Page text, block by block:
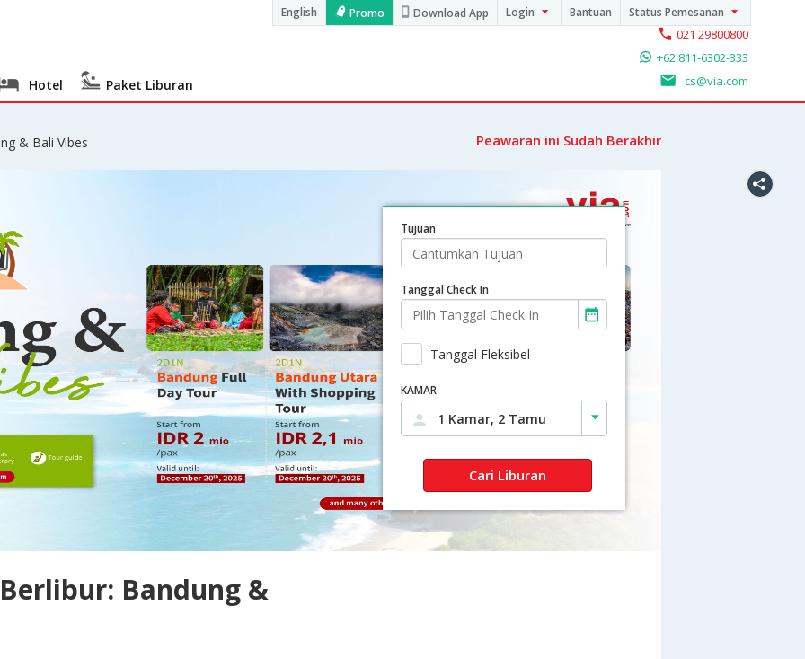
English Promo Download App Login Bantuan Status Pemesanan
Hotel Paket Liburan
021 29800800
+62 811-6302-333
cs@via.com
& Bali Vibes Peawaran ini Sudah Berakhir
Bandung &
Tujuan
Tanggal Check In
Tanggal Fleksibel
KAMAR
1 Kamar, 2 Tamu
Cari Liburan